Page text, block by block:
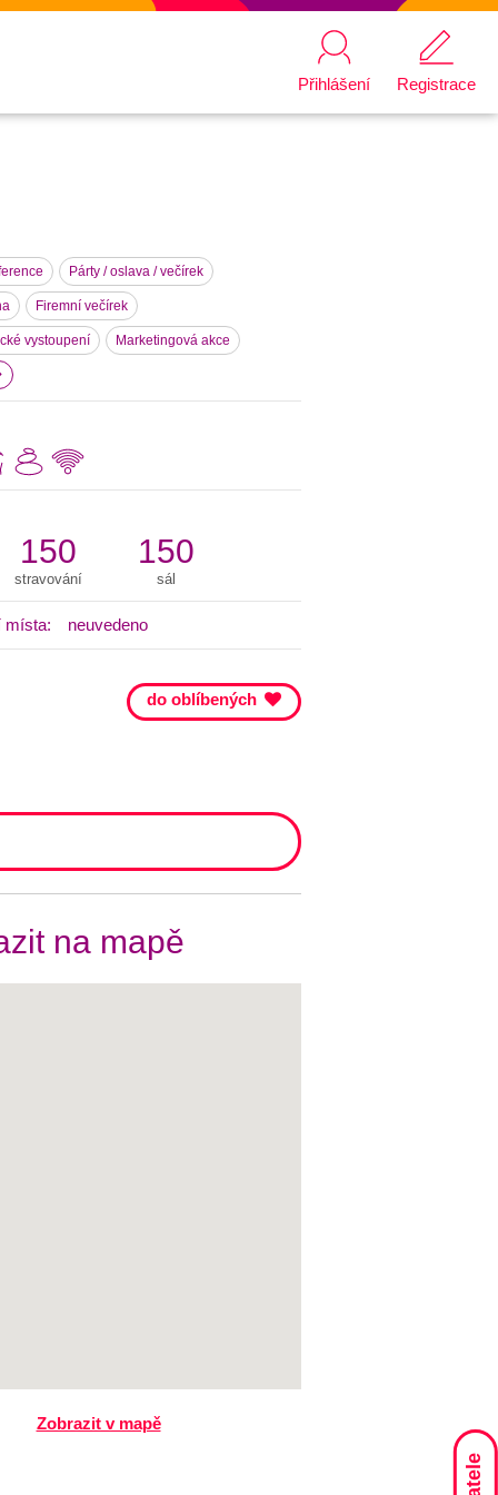
Přihlášení Registrace
Párty / oslava / večírek
Firemní večírek
vystoupení Marketingová akce
150
stravování
150
sál
místa: neuvedeno
do oblíbených
na mapě
Zobrazit v mapě